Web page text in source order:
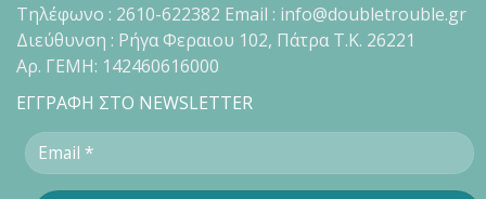
Τηλέφωνο : 2610-622382 Email : info@doubletrouble.gr
Διεύθυνση : Ρήγα Φεραιου 102, Πάτρα Τ.Κ. 26221
Αρ. ΓΕΜΗ: 142460616000
ΕΓΓΡΑΦΗ ΣΤΟ NEWSLETTER